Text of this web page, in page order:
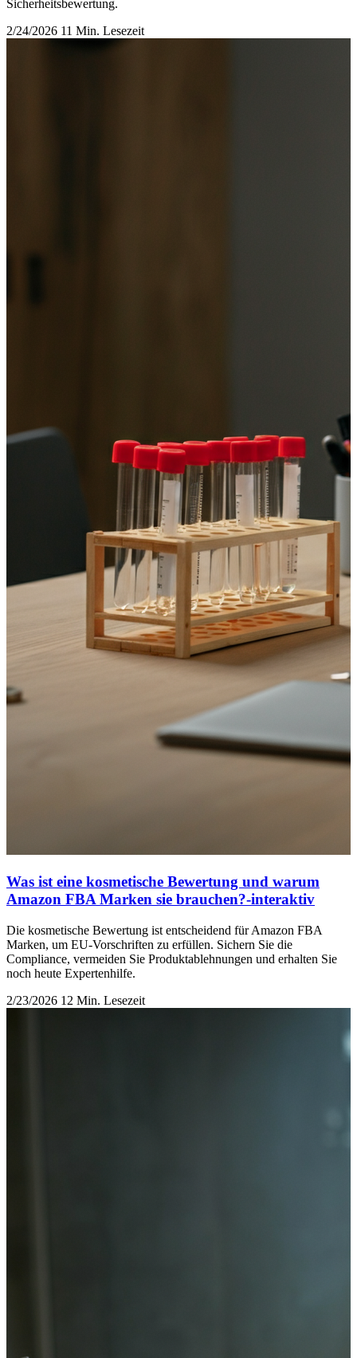
Sicherheitsbewertung.
2/24/2026 11 Min. Lesezeit
Was ist eine kosmetische Bewertung und warum
Amazon FBA Marken sie brauchen?-interaktiv
Die kosmetische Bewertung ist entscheidend für Amazon FBA
Marken, um EU-Vorschriften zu erfüllen. Sichern Sie die
Compliance, vermeiden Sie Produktablehnungen und erhalten Sie
noch heute Expertenhilfe.
2/23/2026 12 Min. Lesezeit